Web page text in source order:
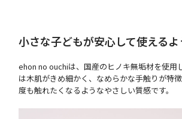
小さな子どもが安心して使えるよ
ehon no ouchiは、国産のヒノキ無垢材を使用
は木肌がきめ細かく、なめらかな手触りが特
度も触れたくなるようなやさしい質感です。